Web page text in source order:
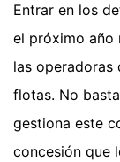
Entrar en los
el próximo año
las operadoras
flotas. No
gestiona este
concesión que